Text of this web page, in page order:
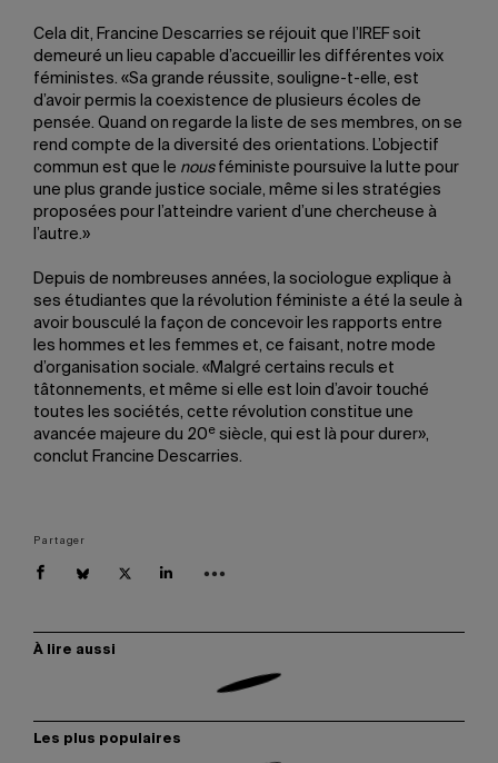
Cela dit, Francine Descarries se réjouit que l’IREF soit
demeuré un lieu capable d’accueillir les différentes voix
féministes. «Sa grande réussite, souligne-t-elle, est
d’avoir permis la coexistence de plusieurs écoles de
pensée. Quand on regarde la liste de ses membres, on se
rend compte de la diversité des orientations. L’objectif
commun est que le nousféministe poursuive la lutte pour
une plus grande justice sociale, même si les stratégies
proposées pour l’atteindre varient d’une chercheuse à
l’autre.»
Depuis de nombreuses années, la sociologue explique à
ses étudiantes que la révolution féministe a été la seule à
avoir bousculé la façon de concevoir les rapports entre
les hommes et les femmes et, ce faisant, notre mode
d’organisation sociale. «Malgré certains reculs et
tâtonnements, et même si elle est loin d’avoir touché
toutes les sociétés, cette révolution constitue une
avancée majeure du 20 e siècle, qui est là pour durer»,
conclut Francine Descarries.
Partager
À lire aussi
Les plus populaires